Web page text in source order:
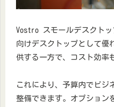
Vostro スモールデスクト
向けデスクトップとして優
供する一方で、コスト効率
これにより、予算内でビジ
整備できます。オプション